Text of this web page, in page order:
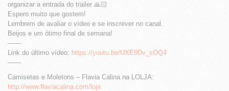
organizar a entrada do trailer 🙏🏻
Espero muito que gostem!
Lembrem de avaliar o vídeo e se inscrever no canal.
Beijos e um ótimo final de semana!
——
Link do último vídeo: https://youtu.be/UXE8Dv_sOQ4
——
Camisetas e Moletons – Flavia Calina na LOLJA:
http://www.flaviacalina.com/loja